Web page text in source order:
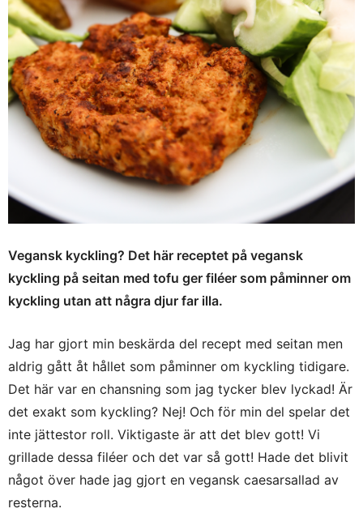
Vegansk kyckling? Det här receptet på vegansk
kyckling på seitan med tofu ger filéer som påminner om
kyckling utan att några djur far illa.
Jag har gjort min beskärda del recept med seitan men
aldrig gått åt hållet som påminner om kyckling tidigare.
Det här var en chansning som jag tycker blev lyckad! Är
det exakt som kyckling? Nej! Och för min del spelar det
inte jättestor roll. Viktigaste är att det blev gott! Vi
grillade dessa filéer och det var så gott! Hade det blivit
något över hade jag gjort en vegansk caesarsallad av
resterna.